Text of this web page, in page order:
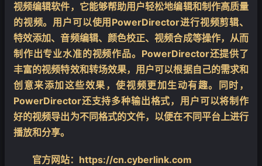
视频编辑软件，它能够帮助用户轻松地编辑和制作高质量
的视频。用户可以使用PowerDirector进行视频剪辑、
特效添加、音频编辑、颜色校正、视频合成等操作，从而
制作出专业水准的视频作品。PowerDirector还提供了
丰富的视频特效和转场效果，用户可以根据自己的需求和
创意来添加这些效果，使视频更加生动有趣。同时，
PowerDirector还支持多种输出格式，用户可以将制作
好的视频导出为不同格式的文件，以便在不同平台上进行
播放和分享。
官方网站：https://cn.cyberlink.com